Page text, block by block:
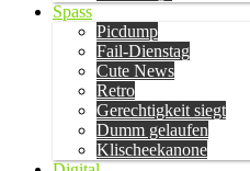
Spass
Picdump
Fail-Dienstag
Cute News
Retro
Gerechtigkeit siegt
Dumm gelaufen
Klischeekanone